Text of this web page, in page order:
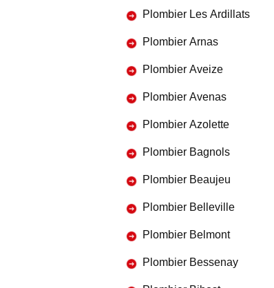
Plombier Les Ardillats
Plombier Arnas
Plombier Aveize
Plombier Avenas
Plombier Azolette
Plombier Bagnols
Plombier Beaujeu
Plombier Belleville
Plombier Belmont
Plombier Bessenay